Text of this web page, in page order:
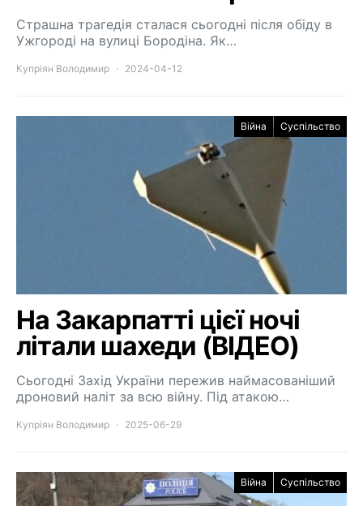
Страшна трагедія сталася сьогодні після обіду в
Ужгороді на вулиці Бородіна. Як…
Купріян Володимир 2024-04-12
Війна Суспільство
На Закарпатті цієї ночі
літали шахеди (ВІДЕО)
Сьогодні Захід України пережив наймасованіший
дроновий наліт за всю війну. Під атакою…
Купріян Володимир 2025-06-29
Війна Суспільство